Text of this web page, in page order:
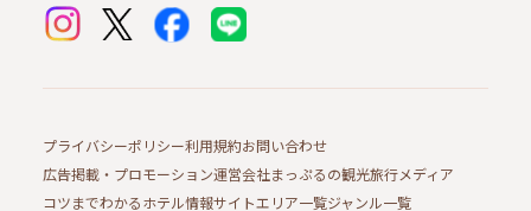
プライバシーポリシー利用規約お問い合わせ
広告掲載・プロモーション運営会社まっぷるの観光旅行メディア
コツまでわかるホテル情報サイトエリア一覧ジャンル一覧